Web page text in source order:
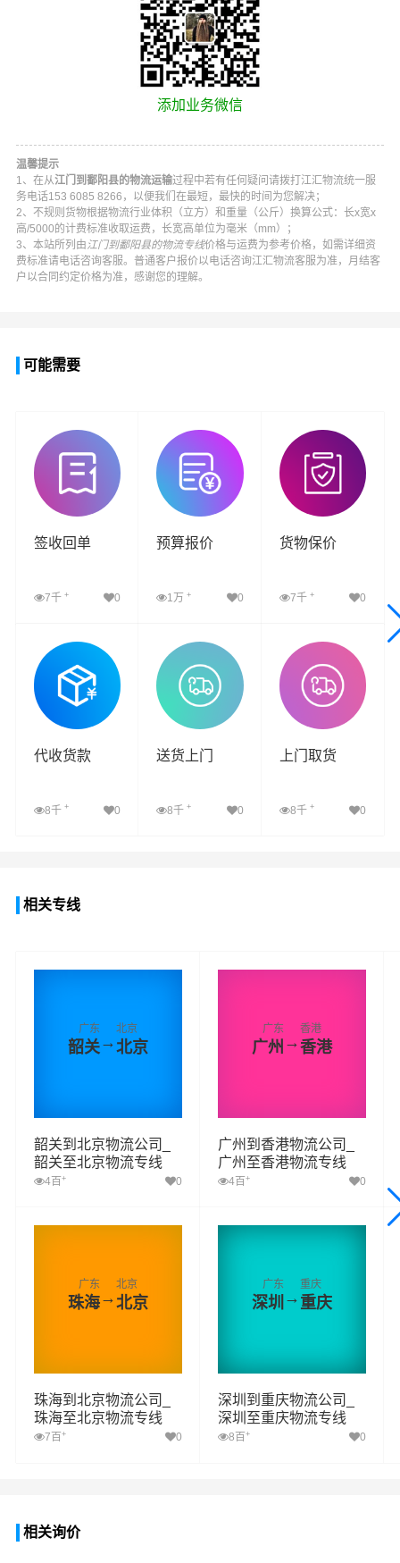
添加业务微信
温馨提示
1、在从江门到鄱阳县的物流运输过程中若有任何疑问请拨打 江汇物流统一服
务电话153 6085 8266 ，以便我们在最短，最快的时间为您解决；
2、不规则货物根据物流行业体积（立方）和重量（公斤）换算公式：长x宽x
高/5000的计费标准收取运费，长宽高单位为毫米（mm）；
3、本站所列由江门到鄱阳县的物流专线价格与运费为参考价格，如需详细资
费标准请电话咨询客服。普通客户报价以电话咨询江汇物流客服为准，月结客
户以合同约定价格为准，感谢您的理解。
可能需要
签收回单
7千 + 0
查看详细
预算报价
1万+ 0
查看详细
货物保价
7千 + 0
查看详细
代收货款
8千 + 0
送货上门
8千+ 0
上门取货
8千 + 0
相关专线
广东
韶关→
北京
北京
韶关到北京物流公司_
韶关至北京物流专线
4百 + 0
广东
广州 →
香港
香港
广州到香港物流公司_
广州至香港物流专线
4百 + 0
广东
珠海→
北京
北京
珠海到北京物流公司_
珠海至北京物流专线
7百 + 0
广东
深圳→
重庆
重庆
深圳到重庆物流公司_
深圳至重庆物流专线
8百 + 0
相关询价